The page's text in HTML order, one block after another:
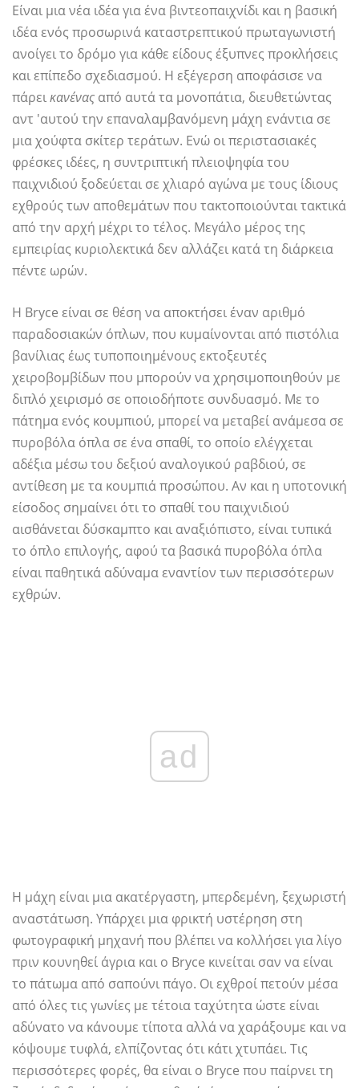
Είναι μια νέα ιδέα για ένα βιντεοπαιχνίδι και η βασική
ιδέα ενός προσωρινά καταστρεπτικού πρωταγωνιστή
ανοίγει το δρόμο για κάθε είδους έξυπνες προκλήσεις
και επίπεδο σχεδιασμού. Η εξέγερση αποφάσισε να
πάρεικανένας από αυτά τα μονοπάτια, διευθετώντας
αντ 'αυτού την επαναλαμβανόμενη μάχη ενάντια σε
μια χούφτα σκίτερ τεράτων. Ενώ οι περιστασιακές
φρέσκες ιδέες, η συντριπτική πλειοψηφία του
παιχνιδιού ξοδεύεται σε χλιαρό αγώνα με τους ίδιους
εχθρούς των αποθεμάτων που τακτοποιούνται τακτικά
από την αρχή μέχρι το τέλος. Μεγάλο μέρος της
εμπειρίας κυριολεκτικά δεν αλλάζει κατά τη διάρκεια
πέντε ωρών.
Η Bryce είναι σε θέση να αποκτήσει έναν αριθμό
παραδοσιακών όπλων, που κυμαίνονται από πιστόλια
βανίλιας έως τυποποιημένους εκτοξευτές
χειροβομβίδων που μπορούν να χρησιμοποιηθούν με
διπλό χειρισμό σε οποιοδήποτε συνδυασμό. Με το
πάτημα ενός κουμπιού, μπορεί να μεταβεί ανάμεσα σε
πυροβόλα όπλα σε ένα σπαθί, το οποίο ελέγχεται
αδέξια μέσω του δεξιού αναλογικού ραβδιού, σε
αντίθεση με τα κουμπιά προσώπου. Αν και η υποτονική
είσοδος σημαίνει ότι το σπαθί του παιχνιδιού
αισθάνεται δύσκαμπτο και αναξιόπιστο, είναι τυπικά
το όπλο επιλογής, αφού τα βασικά πυροβόλα όπλα
είναι παθητικά αδύναμα εναντίον των περισσότερων
εχθρών.
ad
Η μάχη είναι μια ακατέργαστη, μπερδεμένη, ξεχωριστή
αναστάτωση. Υπάρχει μια φρικτή υστέρηση στη
φωτογραφική μηχανή που βλέπει να κολλήσει για λίγο
πριν κουνηθεί άγρια ​​και ο Bryce κινείται σαν να είναι
το πάτωμα από σαπούνι πάγο. Οι εχθροί πετούν μέσα
από όλες τις γωνίες με τέτοια ταχύτητα ώστε είναι
αδύνατο να κάνουμε τίποτα αλλά να χαράξουμε και να
κόψουμε τυφλά, ελπίζοντας ότι κάτι χτυπάει. Τις
περισσότερες φορές, θα είναι ο Bryce που παίρνει τη